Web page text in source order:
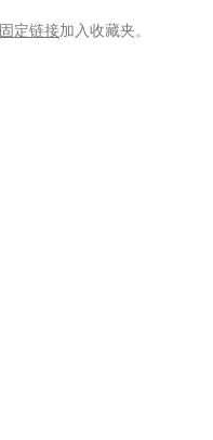
固定链接加入收藏夹。